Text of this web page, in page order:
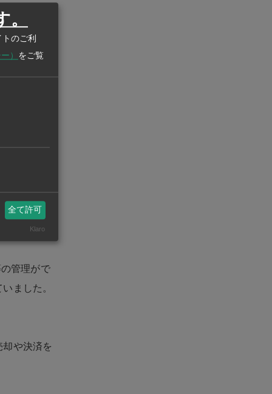
はできま
たな買い付
管理がで
ました。
や決済を
のご利
） をご覧
全て許可
Klaro